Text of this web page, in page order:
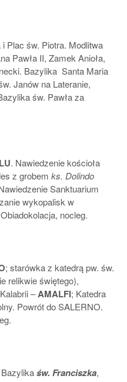
Plac św. Piotra. Modlitwa
Pawła II, Zamek Anioła,
Bazylika Santa Maria
Janów na Lateranie,
św. Pawła za
. Nawiedzenie kościoła
z grobem ks. Dolindo
Sanktuarium
wykopalisk w
nocleg.
; starówka z katedrą pw. św.
relikwie świętego),
–AMALFI; Katedra
Powrót do SALERNO.
Bazylikaśw. Franciszka,